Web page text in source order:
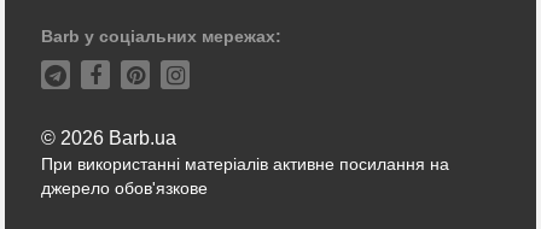
Barb у соціальних мережах:
© 2026 Barb.ua
При використанні матеріалів активне посилання на
джерело обов'язкове